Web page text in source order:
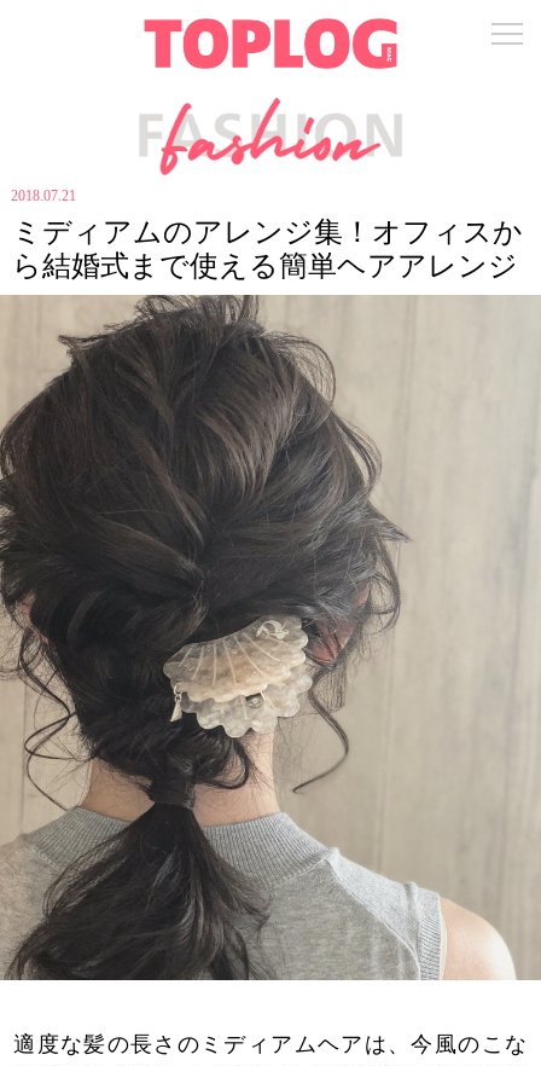
2018.07.21
ミディアムのアレンジ集！オフィスか
ら結婚式まで使える簡単ヘアアレンジ
適度な髪の長さのミディアムヘアは、今風のこな